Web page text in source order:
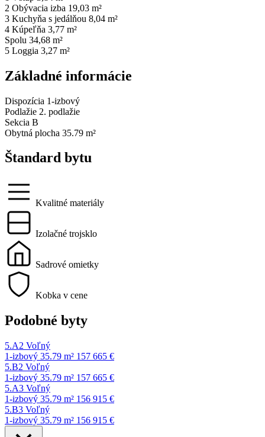
2 Obývacia izba 19,03 m²
3 Kuchyňa s jedálňou 8,04 m²
4 Kúpeľňa 3,77 m²
Spolu 34,68 m²
5 Loggia 3,27 m²
Základné informácie
Dispozícia 1-izbový
Podlažie 2. podlažie
Sekcia B
Obytná plocha 35.79 m²
Štandard bytu
Kvalitné materiály
Izolačné trojsklo
Sadrové omietky
Kobka v cene
Podobné byty
5.A2 Voľný
1-izbový 35.79 m² 157 665 €
5.B2 Voľný
1-izbový 35.79 m² 157 665 €
5.A3 Voľný
1-izbový 35.79 m² 156 915 €
5.B3 Voľný
1-izbový 35.79 m² 156 915 €